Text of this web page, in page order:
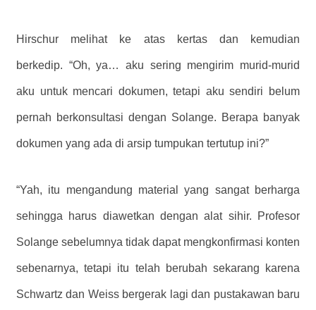
Hirschur melihat ke atas kertas dan kemudian
berkedip. “Oh, ya… aku sering mengirim murid-murid
aku untuk mencari dokumen, tetapi aku sendiri belum
pernah berkonsultasi dengan Solange. Berapa banyak
dokumen yang ada di arsip tumpukan tertutup ini?”
“Yah, itu mengandung material yang sangat berharga
sehingga harus diawetkan dengan alat sihir. Profesor
Solange sebelumnya tidak dapat mengkonfirmasi konten
sebenarnya, tetapi itu telah berubah sekarang karena
Schwartz dan Weiss bergerak lagi dan pustakawan baru